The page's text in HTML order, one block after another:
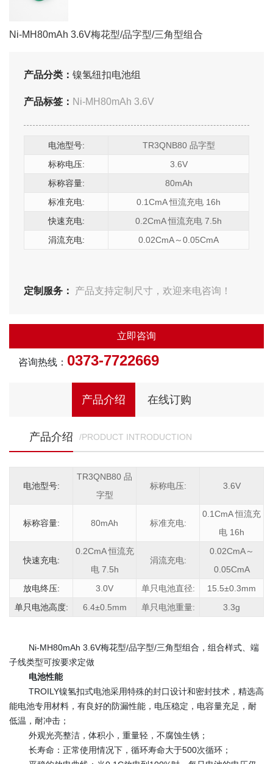
Ni-MH80mAh 3.6V梅花型/品字型/三角型组合
产品分类： 镍氢纽扣电池组
产品标签： Ni-MH80mAh 3.6V
电池型号:
TR3QNB80 品字型
标称电压:
3.6V
标称容量:
80mAh
标准充电:
0.1CmA 恒流充电 16h
快速充电:
0.2CmA 恒流充电 7.5h
涓流充电:
0.02CmA～0.05CmA
定制服务： 产品支持定制尺寸，欢迎来电咨询！
立即咨询
咨询热线： 0373-7722669
产品介绍 在线订购
产品介绍 /PRODUCT INTRODUCTION
电池型号:
TR3QNB80 品
字型
标称电压: 3.6V
标称容量: 80mAh 标准充电:
0.1CmA 恒流充
电 16h
快速充电:
0.2CmA 恒流充
电 7.5h
涓流充电:
0.02CmA～
0.05CmA
放电终压:
3.0V 单只电池直径:
15.5±0.3mm
单只电池高度:
6.4±0.5mm 单只电池重量: 3.3g
Ni-MH80mAh 3.6V梅花型/品字型/三角型组合，组合样式、端
子线类型可按要求定做
电池性能
TROILY镍氢扣式电池采用特殊的封口设计和密封技术，精选高
能电池专用材料，有良好的防漏性能，电压稳定，电容量充足，耐
低温，耐冲击；
外观光亮整洁，体积小，重量轻，不腐蚀生锈；
长寿命：正常使用情况下，循环寿命大于500次循环；